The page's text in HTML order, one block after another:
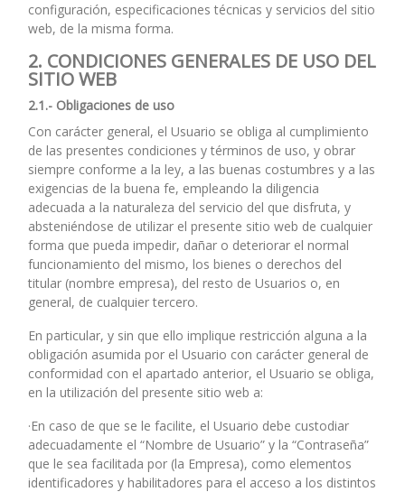
configuración, especificaciones técnicas y servicios del sitio
web, de la misma forma.
2. CONDICIONES GENERALES DE USO DEL
SITIO WEB
2.1.- Obligaciones de uso
Con carácter general, el Usuario se obliga al cumplimiento
de las presentes condiciones y términos de uso, y obrar
siempre conforme a la ley, a las buenas costumbres y a las
exigencias de la buena fe, empleando la diligencia
adecuada a la naturaleza del servicio del que disfruta, y
absteniéndose de utilizar el presente sitio web de cualquier
forma que pueda impedir, dañar o deteriorar el normal
funcionamiento del mismo, los bienes o derechos del
titular (nombre empresa), del resto de Usuarios o, en
general, de cualquier tercero.
En particular, y sin que ello implique restricción alguna a la
obligación asumida por el Usuario con carácter general de
conformidad con el apartado anterior, el Usuario se obliga,
en la utilización del presente sitio web a:
·En caso de que se le facilite, el Usuario debe custodiar
adecuadamente el “Nombre de Usuario” y la “Contraseña”
que le sea facilitada por (la Empresa), como elementos
identificadores y habilitadores para el acceso a los distintos